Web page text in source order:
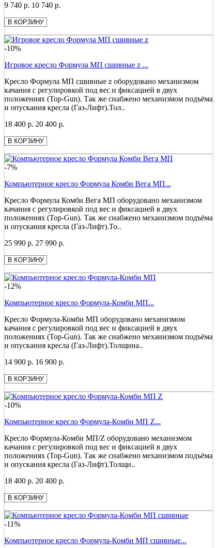
9 740 р. 10 740 р.
В КОРЗИНУ
-10%
Игровое кресло Формула МП сшивные z ...
Кресло Формула МП сшивные z оборудовано механизмом
качания с регулировкой под вес и фиксацией в двух
положениях (Top-Gun). Так же снабжено механизмом подъёма
и опускания кресла (Газ-Лифт).Тол..
18 400 р. 20 400 р.
В КОРЗИНУ
-7%
Компьютерное кресло Формула Комби Вега МП...
Кресло Формула Комби Вега МП оборудовано механизмом
качания с регулировкой под вес и фиксацией в двух
положениях (Top-Gun). Так же снабжено механизмом подъёма
и опускания кресла (Газ-Лифт).То..
25 990 р. 27 990 р.
В КОРЗИНУ
-12%
Компьютерное кресло Формула-Комби МП...
Кресло Формула-Комби МП оборудовано механизмом
качания с регулировкой под вес и фиксацией в двух
положениях (Top-Gun). Так же снабжено механизмом подъёма
и опускания кресла (Газ-Лифт).Толщина..
14 900 р. 16 900 р.
В КОРЗИНУ
-10%
Компьютерное кресло Формула-Комби МП Z...
Кресло Формула-Комби МП/Z оборудовано механизмом
качания с регулировкой под вес и фиксацией в двух
положениях (Top-Gun). Так же снабжено механизмом подъёма
и опускания кресла (Газ-Лифт).Толщи..
18 400 р. 20 400 р.
В КОРЗИНУ
-11%
Компьютерное кресло Формула-Комби МП сшивные...